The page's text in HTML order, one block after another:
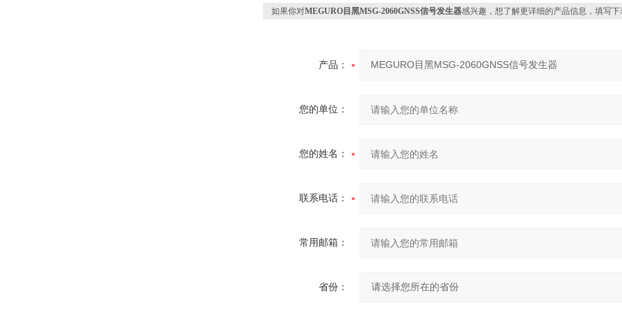
如果你对MEGURO目黑MSG-2060GNSS信号发生器感兴趣，想了解更详细的产品信息，填写下
产品：
您的单位：
您的姓名：
联系电话：
常用邮箱：
省份：